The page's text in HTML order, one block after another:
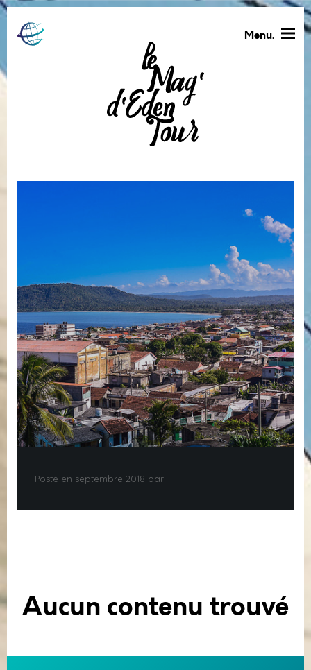
Menu.
Posté en septembre 2018 par
Aucun contenu trouvé